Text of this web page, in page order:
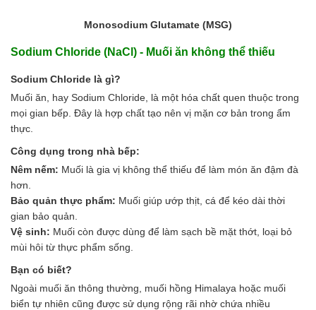
Ngành In Ấn Bao Bì
Ngành Gỗ
Ngành Mỹ Phẩm
Ngành Hóa Dầu
Ngành Giấy
Liên hệ
Tuyển dụng
Monosodium Glutamate (MSG)
Sodium Chloride (NaCl) - Muối ăn không thể thiếu
Sodium Chloride là gì?
Muối ăn, hay Sodium Chloride, là một hóa chất quen thuộc trong
mọi gian bếp. Đây là hợp chất tạo nên vị mặn cơ bản trong ẩm
thực.
Công dụng trong nhà bếp:
Nêm nếm: Muối là gia vị không thể thiếu để làm món ăn đậm đà
hơn.
Bảo quản thực phẩm: Muối giúp ướp thịt, cá để kéo dài thời
gian bảo quản.
Vệ sinh: Muối còn được dùng để làm sạch bề mặt thớt, loại bỏ
mùi hôi từ thực phẩm sống.
Bạn có biết?
Ngoài muối ăn thông thường, muối hồng Himalaya hoặc muối
biển tự nhiên cũng được sử dụng rộng rãi nhờ chứa nhiều